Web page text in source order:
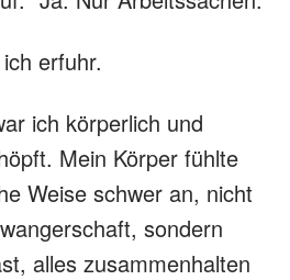
erfuhr.
ich körperlich und
Mein Körper fühlte
Weise schwer an, nicht
sondern
alles zusammenhalten